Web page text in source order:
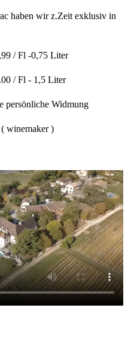
haben wir z.Zeit exklusiv in
/ Fl -0,75 Liter
/ Fl - 1,5 Liter
persönliche Widmung
winemaker )